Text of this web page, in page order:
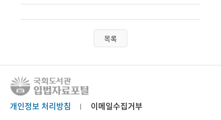
목록
개인정보 처리방침
이메일수집거부